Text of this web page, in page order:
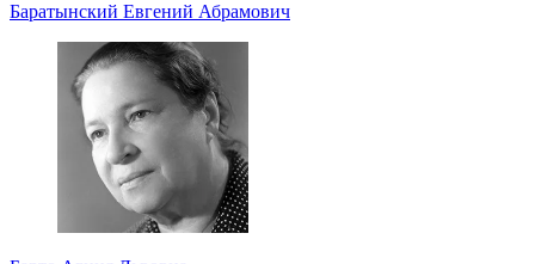
Баратынский Евгений Абрамович